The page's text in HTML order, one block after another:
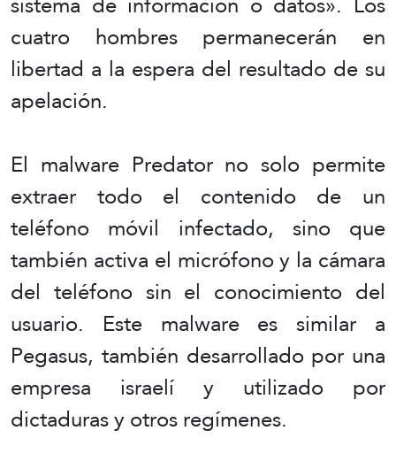
cuatro hombres permanecerán en
libertad a la espera del resultado de su
apelación.
El malware Predator no solo permite
extraer todo el contenido de un
teléfono móvil infectado, sino que
también activa el micrófono y la cámara
del teléfono sin el conocimiento del
usuario. Este malware es similar a
Pegasus, también desarrollado por una
empresa israelí y utilizado por
dictaduras y otros regímenes.